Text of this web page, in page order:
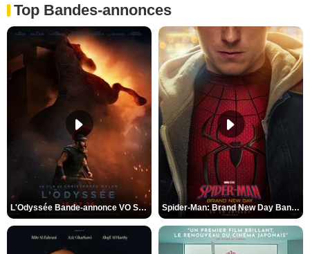
Top Bandes-annonces
L'Odyssée Bande-annonce VO STFR Spider-Man: Brand New Day Bande-annonce VO STFR